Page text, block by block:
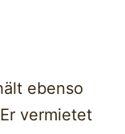
ebenso
vermietet